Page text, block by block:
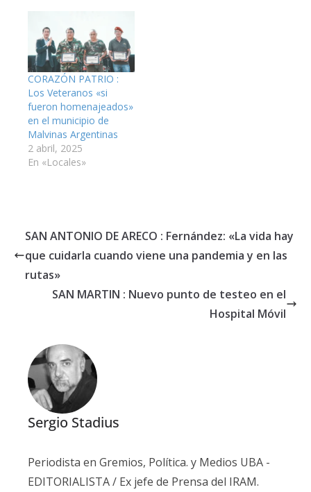
CORAZÓN PATRIO :
Los Veteranos «si
fueron homenajeados»
en el municipio de
Malvinas Argentinas
2 abril, 2025
En «Locales»
SAN ANTONIO DE ARECO : Fernández: «La vida hay
que cuidarla cuando viene una pandemia y en las
rutas»
SAN MARTIN : Nuevo punto de testeo en el
Hospital Móvil
Sergio Stadius
Periodista en Gremios, Política. y Medios UBA -
EDITORIALISTA / Ex jefe de Prensa del IRAM.